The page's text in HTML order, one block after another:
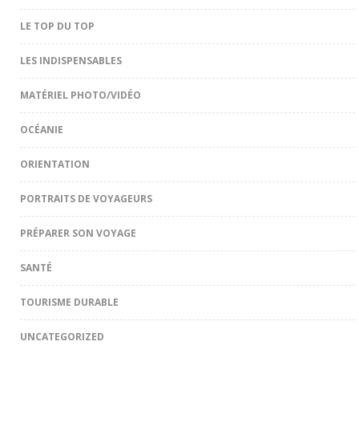
LE TOP DU TOP
LES INDISPENSABLES
MATÉRIEL PHOTO/VIDÉO
OCÉANIE
ORIENTATION
PORTRAITS DE VOYAGEURS
PRÉPARER SON VOYAGE
SANTÉ
TOURISME DURABLE
UNCATEGORIZED